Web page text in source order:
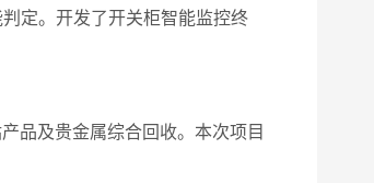
定。开发了开关柜智能监控终
品及贵金属综合回收。本次项目